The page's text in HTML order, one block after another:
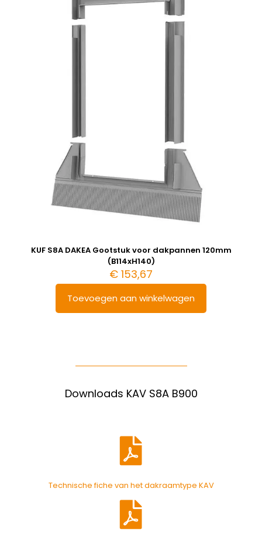
KUF S8A DAKEA Gootstuk voor dakpannen 120mm
(B114xH140)
€ 153,67
Toevoegen aan winkelwagen
Downloads KAV S8A B900
Technische fiche van het dakraamtype KAV